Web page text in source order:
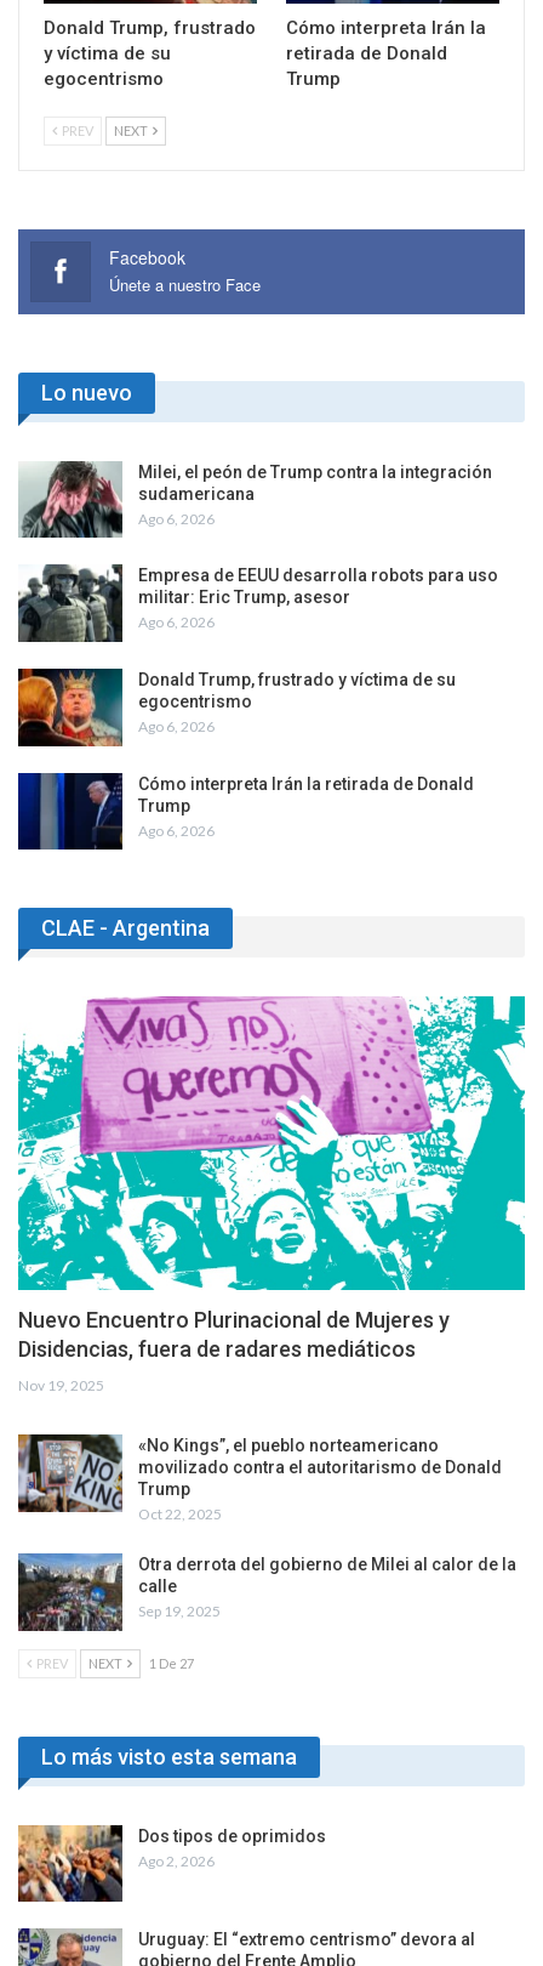
Donald Trump, frustrado
y víctima de su
egocentrismo
Cómo interpreta Irán la
retirada de Donald
Trump
PREV NEXT
Facebook
Únete a nuestro Face
Lo nuevo
Milei, el peón de Trump contra la integración
sudamericana
Ago 6, 2026
Empresa de EEUU desarrolla robots para uso
militar: Eric Trump, asesor
Ago 6, 2026
Donald Trump, frustrado y víctima de su
egocentrismo
Ago 6, 2026
Cómo interpreta Irán la retirada de Donald
Trump
Ago 6, 2026
CLAE - Argentina
Nuevo Encuentro Plurinacional de Mujeres y
Disidencias, fuera de radares mediáticos
Nov 19, 2025
«No Kings”, el pueblo norteamericano
movilizado contra el autoritarismo de Donald
Trump
Oct 22, 2025
Otra derrota del gobierno de Milei al calor de la
calle
Sep 19, 2025
PREV NEXT 1 De 27
Lo más visto esta semana
Dos tipos de oprimidos
Ago 2, 2026
Uruguay: El “extremo centrismo” devora al
gobierno del Frente Amplio